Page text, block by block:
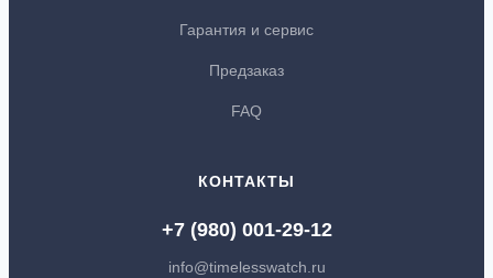
Гарантия и сервис
Предзаказ
FAQ
КОНТАКТЫ
+7 (980) 001-29-12
info@timelesswatch.ru